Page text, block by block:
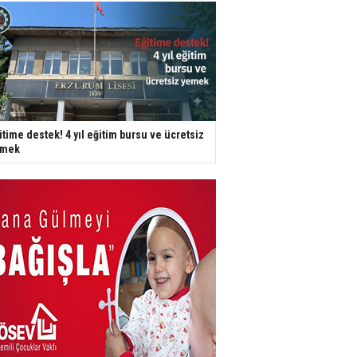
destek! 4 yıl eğitim bursu ve ücretsiz